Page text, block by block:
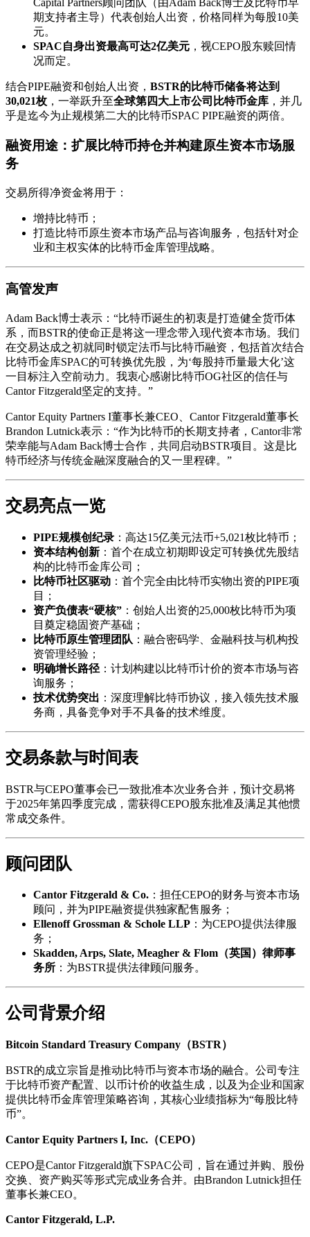
Capital Partners顾问团队（由Adam Back博士及比特币早
期支持者主导）代表创始人出资，价格同样为每股10美
元。
SPAC自身出资最高可达2亿美元 ，视CEPO股东赎回情
况而定。
结合PIPE融资和创始人出资， BSTR的比特币储备将达到
30,021枚 ，一举跃升至全球第四大上市公司比特币金库 ，并几
乎是迄今为止规模第二大的比特币SPAC PIPE融资的两倍。
融资用途：扩展比特币持仓并构建原生资本市场服
务
交易所得净资金将用于：
增持比特币；
打造比特币原生资本市场产品与咨询服务，包括针对企
业和主权实体的比特币金库管理战略。
高管发声
Adam Back博士表示：“比特币诞生的初衷是打造健全货币体
系，而BSTR的使命正是将这一理念带入现代资本市场。我们
在交易达成之初就同时锁定法币与比特币融资，包括首次结合
比特币金库SPAC的可转换优先股，为‘每股持币量最大化’这
一目标注入空前动力。我衷心感谢比特币OG社区的信任与
Cantor Fitzgerald坚定的支持。”
Cantor Equity Partners I董事长兼CEO、Cantor Fitzgerald董事长
Brandon Lutnick表示：“作为比特币的长期支持者，Cantor非常
荣幸能与Adam Back博士合作，共同启动BSTR项目。这是比
特币经济与传统金融深度融合的又一里程碑。”
交易亮点一览
PIPE规模创纪录 ：高达15亿美元法币+5,021枚比特币；
资本结构创新 ：首个在成立初期即设定可转换优先股结
构的比特币金库公司；
比特币社区驱动 ：首个完全由比特币实物出资的PIPE项
目；
资产负债表“硬核” ：创始人出资的25,000枚比特币为项
目奠定稳固资产基础；
比特币原生管理团队 ：融合密码学、金融科技与机构投
资管理经验；
明确增长路径 ：计划构建以比特币计价的资本市场与咨
询服务；
技术优势突出 ：深度理解比特币协议，接入领先技术服
务商，具备竞争对手不具备的技术维度。
交易条款与时间表
BSTR与CEPO董事会已一致批准本次业务合并，预计交易将
于2025年第四季度完成，需获得CEPO股东批准及满足其他惯
常成交条件。
顾问团队
Cantor Fitzgerald & Co. ：担任CEPO的财务与资本市场
顾问，并为PIPE融资提供独家配售服务；
Ellenoff Grossman & Schole LLP ：为CEPO提供法律服
务；
Skadden, Arps, Slate, Meagher & Flom（英国）律师事
务所 ：为BSTR提供法律顾问服务。
公司背景介绍
Bitcoin Standard Treasury Company（BSTR）
BSTR的成立宗旨是推动比特币与资本市场的融合。公司专注
于比特币资产配置、以币计价的收益生成，以及为企业和国家
提供比特币金库管理策略咨询，其核心业绩指标为“每股比特
币”。
Cantor Equity Partners I, Inc.（CEPO）
CEPO是Cantor Fitzgerald旗下SPAC公司，旨在通过并购、股份
交换、资产购买等形式完成业务合并。由Brandon Lutnick担任
董事长兼CEO。
Cantor Fitzgerald, L.P.